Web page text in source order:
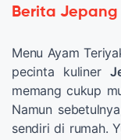
Berita
Menu Ayam
pecinta kuliner
memang cukup
Namun
sendiri di rumah.